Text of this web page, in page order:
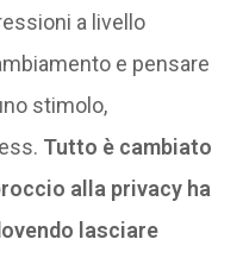
a livello
e pensare
stimolo,
Tutto è cambiato
alla privacy ha
lasciare